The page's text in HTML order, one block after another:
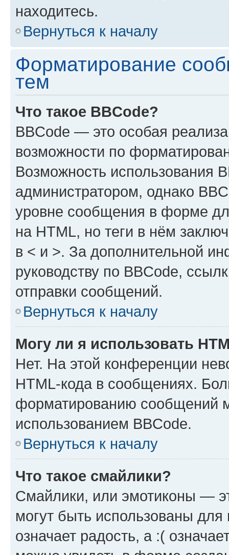
находитесь.
Вернуться к началу
Форматирование
тем
Что такое BBCode?
BBCode — это особая
возможности по
Возможность использования
администратором, однако
уровне сообщения в форме
на HTML, но теги в нём
в < и >. За дополнительной
руководству по BBCode,
отправки сообщений.
Вернуться к началу
Могу ли я использовать
Нет. На этой конференции
HTML-кода в сообщениях.
форматированию сообщений
использованием BBCode.
Вернуться к началу
Что такое смайлики?
Смайлики, или эмотиконы —
могут быть использованы
означает радость, а :(